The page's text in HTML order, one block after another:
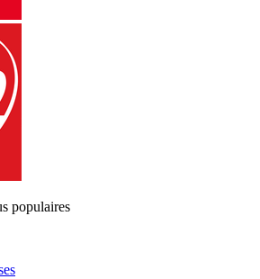
populaires